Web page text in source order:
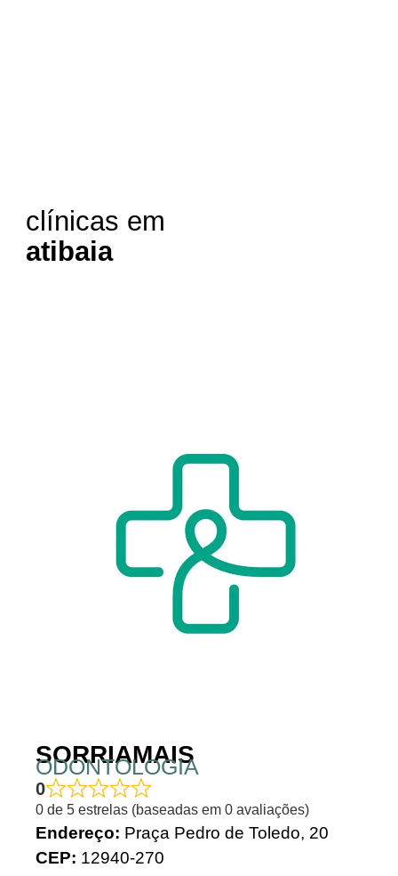
clínicas em
atibaia
SORRIAMAIS
ODONTOLOGIA
0
0 de 5 estrelas (baseadas em 0 avaliações)
Endereço: Praça Pedro de Toledo, 20
CEP: 12940-270